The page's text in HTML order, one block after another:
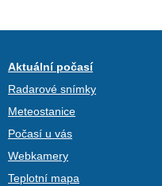
Aktuální počasí
Radarové snímky
Meteostanice
Počasí u vás
Webkamery
Teplotní mapa